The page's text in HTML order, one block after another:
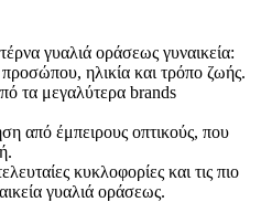
γυαλιά οράσεως γυναικεία:
ηλικία και τρόπο ζωής.
τα μεγαλύτερα brands
από έμπειρους οπτικούς, που
κυκλοφορίες και τις πιο
γυαλιά οράσεως.